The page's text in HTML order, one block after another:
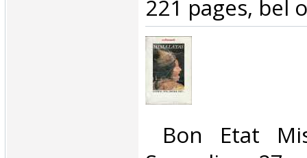
221 pages, bel
Bon Etat